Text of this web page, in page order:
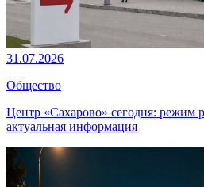
31.07.2026
Общество
Центр «Сахарово» сегодня: режим
актуальная информация